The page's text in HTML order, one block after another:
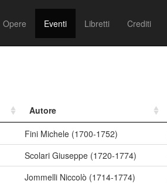
Opere Eventi Libretti Crediti
Autore
Fini Michele (1700-1752)
Scolari Giuseppe (1720-1774)
Jommelli Niccolò (1714-1774)